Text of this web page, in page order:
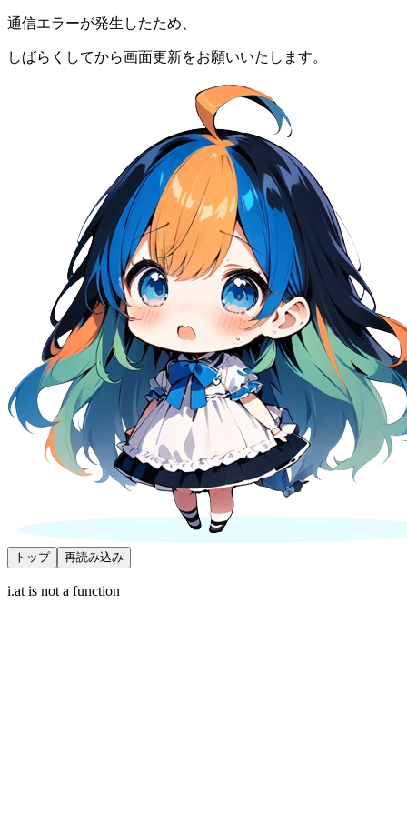
通信エラーが発生したため、
しばらくしてから画面更新をお願いいたします。
トップ 再読み込み
i.at is not a function